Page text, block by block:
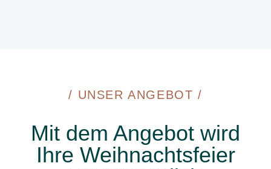
/ UNSER ANGEBOT /
Mit dem Angebot wird
Ihre Weihnachtsfeier